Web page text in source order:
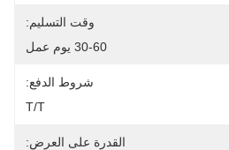
وقت التسليم:
30-60 يوم عمل
شروط الدفع:
T/T
القدرة على العرض: